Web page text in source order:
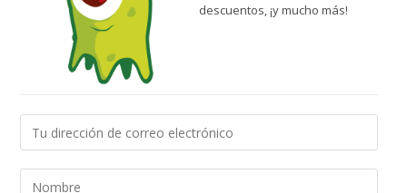
descuentos, ¡y mucho más!